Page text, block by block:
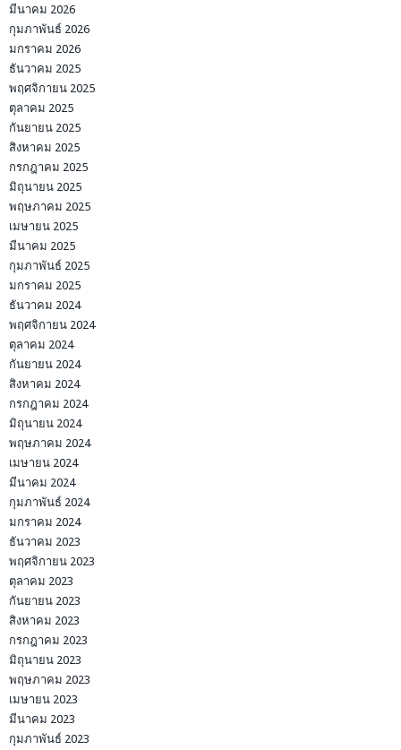
มีนาคม 2026
กุมภาพันธ์ 2026
มกราคม 2026
ธันวาคม 2025
พฤศจิกายน 2025
ตุลาคม 2025
กันยายน 2025
สิงหาคม 2025
กรกฎาคม 2025
มิถุนายน 2025
พฤษภาคม 2025
เมษายน 2025
มีนาคม 2025
กุมภาพันธ์ 2025
มกราคม 2025
ธันวาคม 2024
พฤศจิกายน 2024
ตุลาคม 2024
กันยายน 2024
สิงหาคม 2024
กรกฎาคม 2024
มิถุนายน 2024
พฤษภาคม 2024
เมษายน 2024
มีนาคม 2024
กุมภาพันธ์ 2024
มกราคม 2024
ธันวาคม 2023
พฤศจิกายน 2023
ตุลาคม 2023
กันยายน 2023
สิงหาคม 2023
กรกฎาคม 2023
มิถุนายน 2023
พฤษภาคม 2023
เมษายน 2023
มีนาคม 2023
กุมภาพันธ์ 2023